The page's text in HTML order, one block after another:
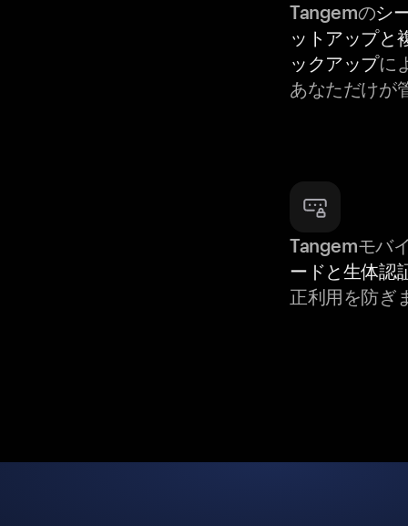
Tangemのシ
ットアップと
ックアップに
あなただけが
Tangemモバ
ードと生体認
正利用を防ぎ